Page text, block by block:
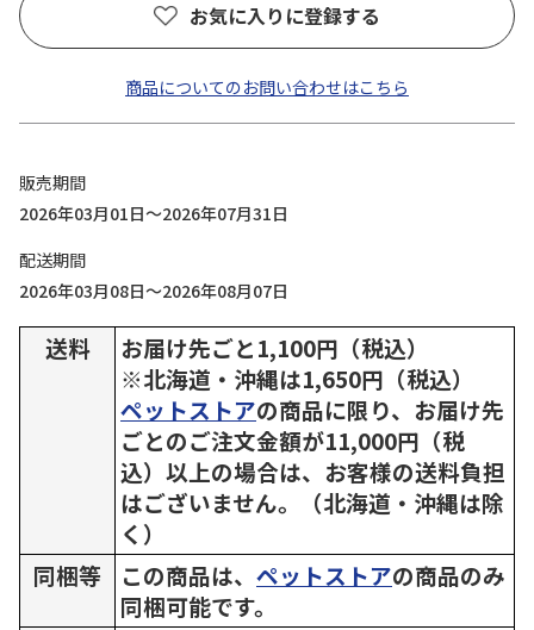
お気に入りに登録する
商品についてのお問い合わせはこちら
販売期間
2026年03月01日～2026年07月31日
配送期間
2026年03月08日～2026年08月07日
送料
お届け先ごと1,100円（税込）
※北海道・沖縄は1,650円（税込）
ペットストアの商品に限り、お届け先
ごとのご注文金額が11,000円（税
込）以上の場合は、お客様の送料負担
はございません。（北海道・沖縄は除
く）
同梱等
この商品は、 ペットストアの商品のみ
同梱可能です。